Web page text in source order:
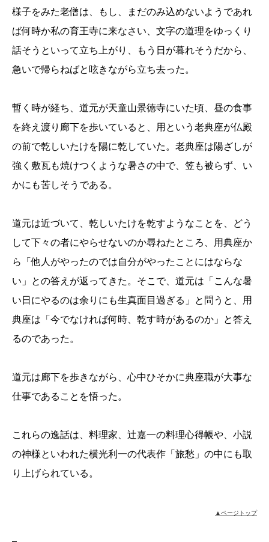
様子をみた老僧は、もし、まだのみ込めないようであれ
ば何時か私の育王寺に来なさい、文字の道理をゆっくり
話そうといって立ち上がり、もう日が暮れそうだから、
急いで帰らねばと呟きながら立ち去った。
暫く時が経ち、道元が天童山景徳寺にいた頃、昼の食事
を終え渡り廊下を歩いていると、用という老典座が仏殿
の前で乾しいたけを陽に乾していた。老典座は陽ざしが
強く敷瓦も焼けつくような暑さの中で、笠も被らず、い
かにも苦しそうである。
道元は近づいて、乾しいたけを乾すようなことを、どう
して下々の者にやらせないのか尋ねたところ、用典座か
ら「他人がやったのでは自分がやったことにはならな
い」との答えが返ってきた。そこで、道元は「こんな暑
い日にやるのは余りにも生真面目過ぎる」と問うと、用
典座は「今でなければ何時、乾す時があるのか」と答え
るのであった。
道元は廊下を歩きながら、心中ひそかに典座職が大事な
仕事であることを悟った。
これらの逸話は、料理家、辻嘉一の料理心得帳や、小説
の神様といわれた横光利一の代表作「旅愁」の中にも取
り上げられている。
▲ページトップ